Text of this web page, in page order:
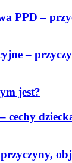
PPD –
–
jest?
cechy